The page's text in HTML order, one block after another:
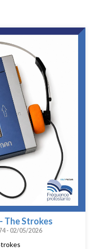
The Strokes
- 02/05/2026
- The Strokes